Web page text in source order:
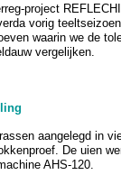
project
vorig
waarin we de
vergelijken.
aangelegd in
De uien
AHS-120.